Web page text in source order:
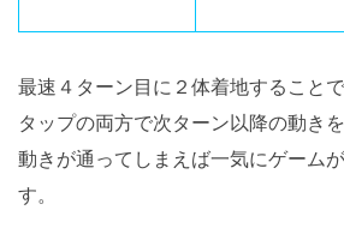
最速４ターン目に２体着地すること
タップの両方で次ターン以降の動き
動きが通ってしまえば一気にゲーム
す。